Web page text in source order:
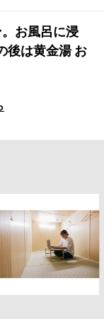
お風呂に浸
後は黄金湯 お